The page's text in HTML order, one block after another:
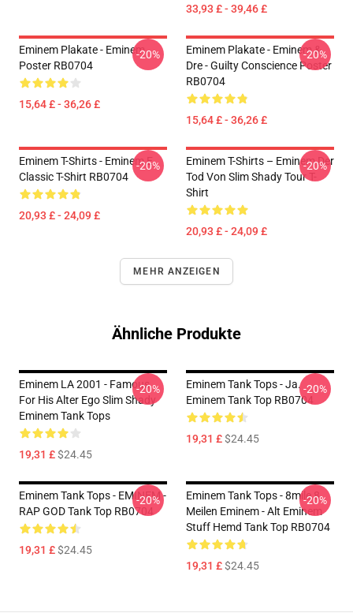
33,93 £ - 39,46 £
Eminem Plakate - Eminem
Poster RB0704
15,64 £ - 36,26 £
-20%
Eminem Plakate - Eminem &
Dre - Guilty Conscience Poster
RB0704
15,64 £ - 36,26 £
-20%
Eminem T-Shirts - Eminem E
Classic T-Shirt RB0704
20,93 £ - 24,09 £
-20%
Eminem T-Shirts – Eminem Der
Tod Von Slim Shady Tour T-
Shirt
20,93 £ - 24,09 £
-20%
MEHR ANZEIGEN
Ähnliche Produkte
Eminem LA 2001 - Famous
For His Alter Ego Slim Shady
Eminem Tank Tops
19,31 £$24.45
-20%
Eminem Tank Tops - Ja.
Eminem Tank Top RB0704
19,31 £$24.45
-20%
Eminem Tank Tops - EMINEM -
RAP GOD Tank Top RB0704
19,31 £$24.45
-20%
Eminem Tank Tops - 8mile 8
Meilen Eminem - Alt Eminem
Stuff Hemd Tank Top RB0704
19,31 £$24.45
-20%